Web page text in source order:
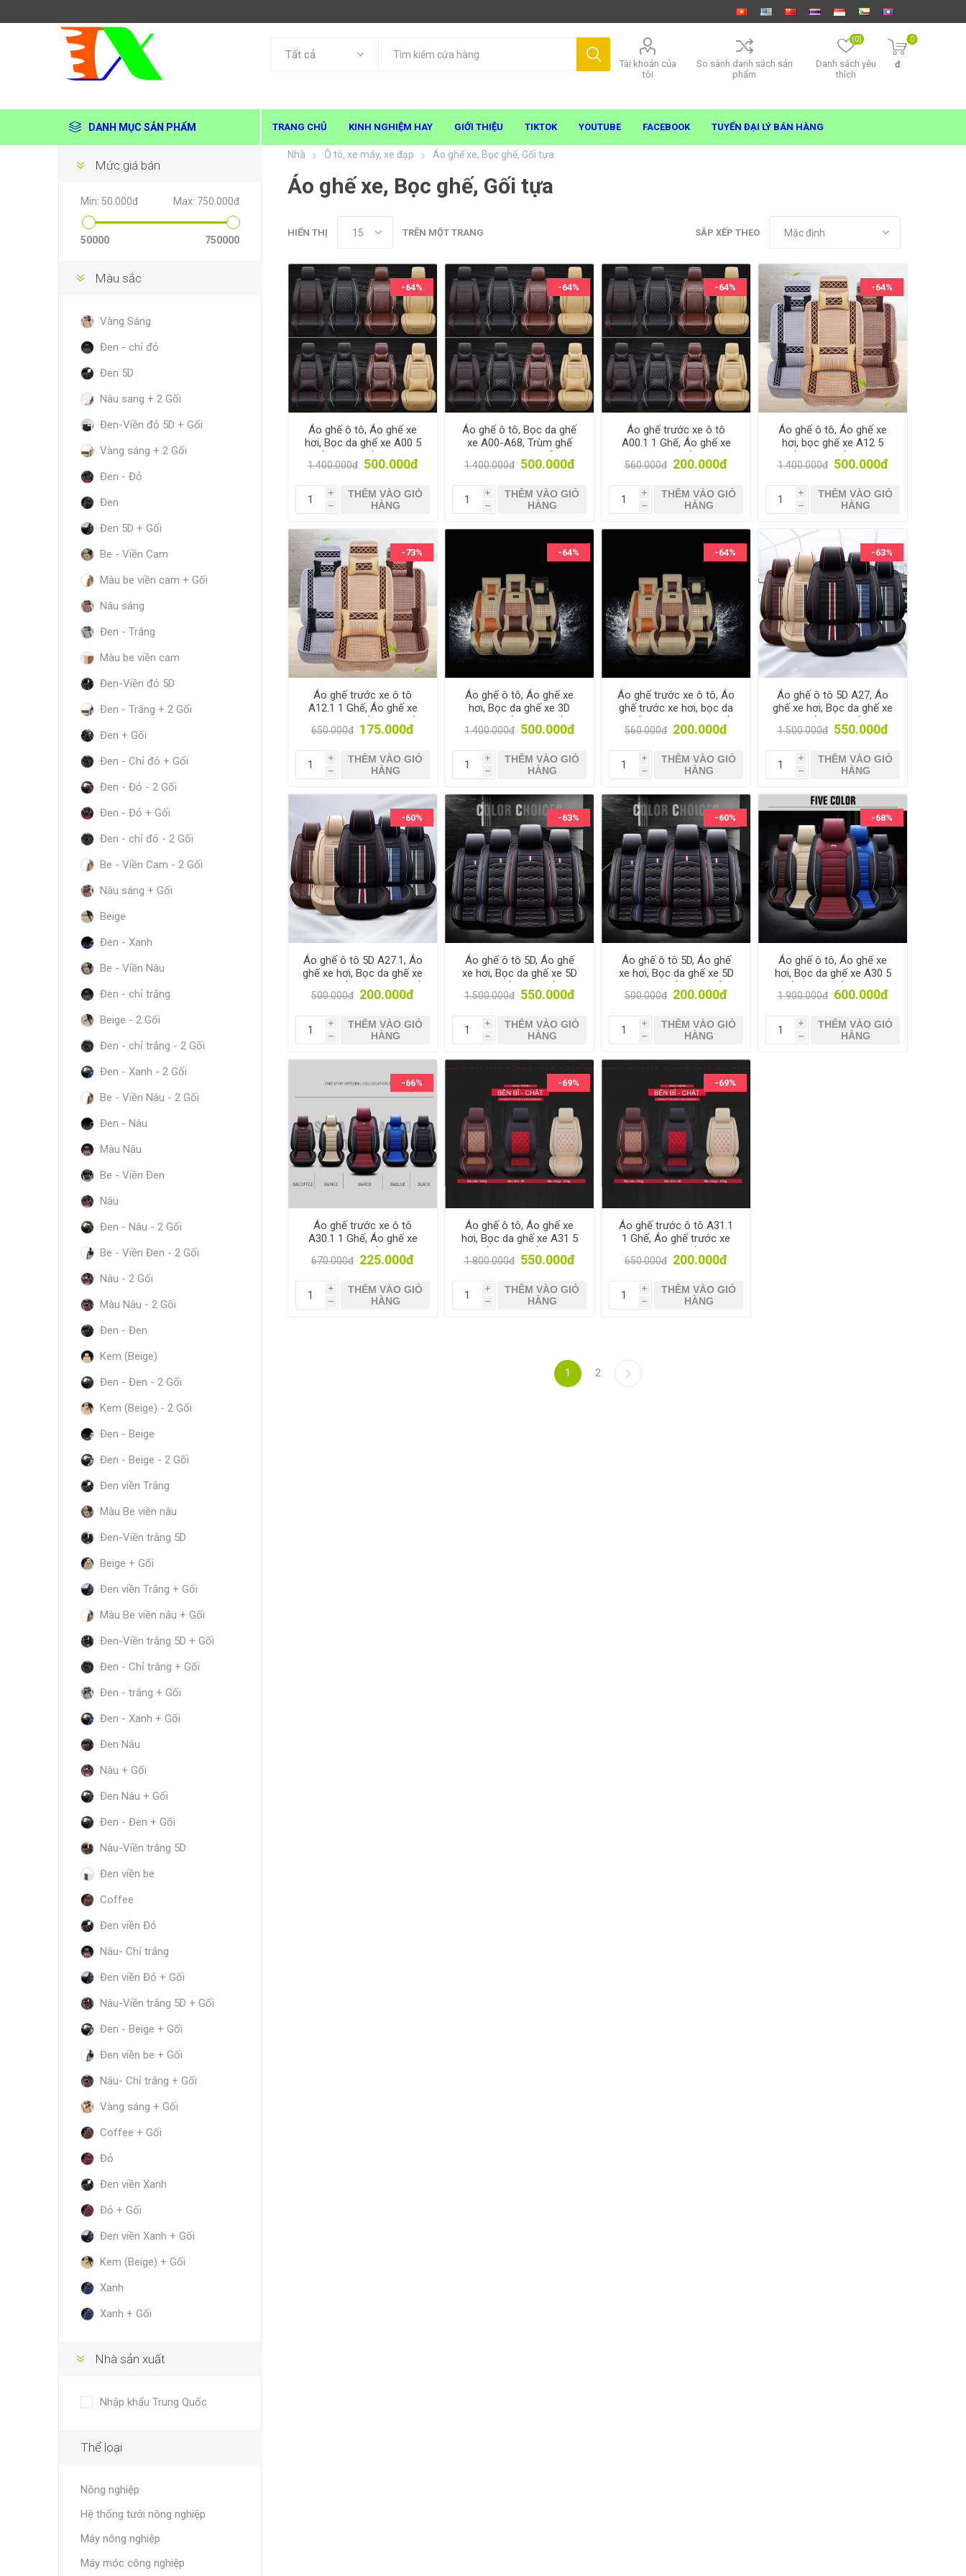
Tài khoản của
tôi
So sánh danh sách sản
phẩm
Danh sách yêu
thích
(0) 0
đ
DANH MỤC SẢN PHẨM TRANG CHỦ KINH NGHIỆM HAY GIỚI THIỆU TIKTOK YOUTUBE FACEBOOK TUYỂN ĐẠI LÝ BÁN HÀNG
Nhà Ô tô, xe máy, xe đạp Áo ghế xe, Bọc ghế, Gối tựa
Áo ghế xe, Bọc ghế, Gối tựa
SẮP XẾP THEO
HIỂN THỊ TRÊN MỘT TRANG
-64%
Áo ghế ô tô, Áo ghế xe
hơi, Bọc da ghế xe A00 5
Ghế, Trùm ghế cho xe 4-
5 chỗ
1.400.000đ 500.000đ
i
h
THÊM VÀO GIỎ
HÀNG
-64%
Áo ghế ô tô, Bọc da ghế
xe A00-A68, Trùm ghế
1.400.000đ 500.000đ
i
h
THÊM VÀO GIỎ
HÀNG
-64%
Áo ghế trước xe ô tô
A00.1 1 Ghế, Áo ghế xe
hơi, Bọc da ghế xe, Trùm
ghế xe tải
560.000đ 200.000đ
i
h
THÊM VÀO GIỎ
HÀNG
-64%
Áo ghế ô tô, Áo ghế xe
hơi, bọc ghế xe A12 5
Ghế, Trùm ghế cho xe ô
tô 4-5 chỗ
1.400.000đ 500.000đ
i
h
THÊM VÀO GIỎ
HÀNG
-73%
Áo ghế trước xe ô tô
A12.1 1 Ghế, Áo ghế xe
hơi, Trùm ghế cho xe tải,
Bảo vệ ghế xe
650.000đ 175.000đ
i
h
THÊM VÀO GIỎ
HÀNG
-64%
Áo ghế ô tô, Áo ghế xe
hơi, Bọc da ghế xe 3D
A25 5 Ghế, Trùm ghế xe
4-5 chỗ
1.400.000đ 500.000đ
i
h
THÊM VÀO GIỎ
HÀNG
-64%
Áo ghế trước xe ô tô, Áo
ghế trước xe hơi, bọc da
ghế xe 3D A25.1 1 Ghế
trước, Bọc ghế cho xe tải
560.000đ 200.000đ
i
h
THÊM VÀO GIỎ
HÀNG
-63%
Áo ghế ô tô 5D A27, Áo
ghế xe hơi, Bọc da ghế xe
5D 5 ghế, Bọc ghế ô tô 4
- 5 chỗ
1.500.000đ 550.000đ
i
h
THÊM VÀO GIỎ
HÀNG
-60%
Áo ghế ô tô 5D A27.1, Áo
ghế xe hơi, Bọc da ghế xe
5D 1 ghế trước, Bọc ghế
ô tô 4-5 chỗ
500.000đ 200.000đ
i
h
THÊM VÀO GIỎ
HÀNG
-63%
Áo ghế ô tô 5D, Áo ghế
xe hơi, Bọc da ghế xe 5D
A28 5 ghế, Bọc ghế ô tô
4 - 5 chỗ
1.500.000đ 550.000đ
i
h
THÊM VÀO GIỎ
HÀNG
-60%
Áo ghế ô tô 5D, Áo ghế
xe hơi, Bọc da ghế xe 5D
A28.1 1 ghế, Bọc ghế ô
tô 4-5 chỗ
500.000đ 200.000đ
i
h
THÊM VÀO GIỎ
HÀNG
-68%
Áo ghế ô tô, Áo ghế xe
hơi, Bọc da ghế xe A30 5
Ghế, Trùm ghế xe ô tô 4-
5 chỗ
1.900.000đ 600.000đ
i
h
THÊM VÀO GIỎ
HÀNG
-66%
Áo ghế trước xe ô tô
A30.1 1 Ghế, Áo ghế xe
hơi, Bọc da ghế xe, Trùm
ghế xe tải
670.000đ 225.000đ
i
h
THÊM VÀO GIỎ
HÀNG
-69%
Áo ghế ô tô, Áo ghế xe
hơi, Bọc da ghế xe A31 5
chỗ
1.800.000đ 550.000đ
i
h
THÊM VÀO GIỎ
HÀNG
-69%
Áo ghế trước ô tô A31.1
1 Ghế, Áo ghế trước xe
hơi, Bọc da ghế xe hơi,
Trùm ghế xe tải
650.000đ 200.000đ
i
h
THÊM VÀO GIỎ
HÀNG
1 2
Mức giá bán
Min: 50.000đ Max: 750.000đ
50000 750000
Màu sắc
Vàng Sáng
Đen - chỉ đỏ
Đen 5D
Nâu sang + 2 Gối
Đen-Viền đỏ 5D + Gối
Vàng sáng + 2 Gối
Đen - Đỏ
Đen
Đen 5D + Gối
Be - Viền Cam
Màu be viền cam + Gối
Nâu sáng
Đen - Trắng
Màu be viền cam
Đen-Viền đỏ 5D
Đen - Trắng + 2 Gối
Đen + Gối
Đen - Chỉ đỏ + Gối
Đen - Đỏ - 2 Gối
Đen - Đỏ + Gối
Đen - chỉ đỏ - 2 Gối
Be - Viền Cam - 2 Gối
Nâu sáng + Gối
Beige
Đen - Xanh
Be - Viền Nâu
Đen - chỉ trắng
Beige - 2 Gối
Đen - chỉ trắng - 2 Gối
Đen - Xanh - 2 Gối
Be - Viền Nâu - 2 Gối
Đen - Nâu
Màu Nâu
Be - Viền Đen
Nâu
Đen - Nâu - 2 Gối
Be - Viền Đen - 2 Gối
Nâu - 2 Gối
Màu Nâu - 2 Gối
Đen - Đen
Kem (Beige)
Đen - Đen - 2 Gối
Kem (Beige) - 2 Gối
Đen - Beige
Đen - Beige - 2 Gối
Đen viền Trắng
Màu Be viền nâu
Đen-Viền trắng 5D
Beige + Gối
Đen viền Trắng + Gối
Màu Be viền nâu + Gối
Đen-Viền trắng 5D + Gối
Đen - Chỉ trắng + Gối
Đen - trắng + Gối
Đen - Xanh + Gối
Đen Nâu
Nâu + Gối
Đen Nâu + Gối
Đen - Đen + Gối
Nâu-Viền trắng 5D
Đen viền be
Coffee
Đen viền Đỏ
Nâu- Chỉ trắng
Đen viền Đỏ + Gối
Nâu-Viền trắng 5D + Gối
Đen - Beige + Gối
Đen viền be + Gối
Nâu- Chỉ trắng + Gối
Vàng sáng + Gối
Coffee + Gối
Đỏ
Đen viền Xanh
Đỏ + Gối
Đen viền Xanh + Gối
Kem (Beige) + Gối
Xanh
Xanh + Gối
Nhà sản xuất
Nhập khẩu Trung Quốc
Thể loại
Nông nghiệp
Hệ thống tưới nông nghiệp
Máy nông nghiệp
Máy móc công nghiệp